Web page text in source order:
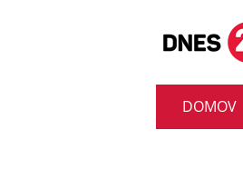
DOMOV